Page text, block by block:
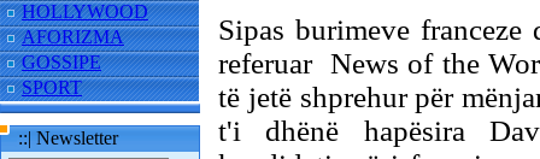
HOLLYWOOD
AFORIZMA
GOSSIPE
SPORT
::| Newsletter
Sipas burimeve
referuar News of the
të jetë shprehur për
t'i dhënë hapësira